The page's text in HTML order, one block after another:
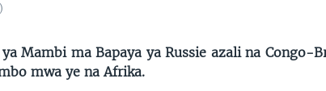
Mambi ma Bapaya ya Russie azali na Congo-
mwa ye na Afrika.